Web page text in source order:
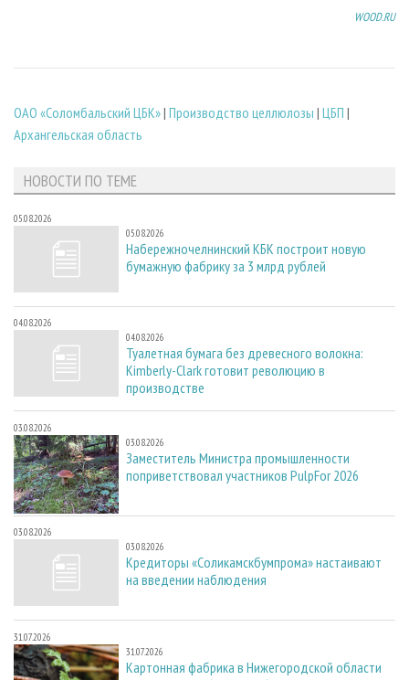
WOOD.RU
ОАО «Соломбальский ЦБК»| Производство целлюлозы | ЦБП |
Архангельская область
НОВОСТИ ПО ТЕМЕ
05.08.2026
05.08.2026
Набережночелнинский КБК построит новую
бумажную фабрику за 3 млрд рублей
04.08.2026
04.08.2026
Туалетная бумага без древесного волокна:
Kimberly-Clark готовит революцию в
производстве
03.08.2026
03.08.2026
Заместитель Министра промышленности
поприветствовал участников PulpFor 2026
03.08.2026
03.08.2026
Кредиторы «Соликамскбумпрома» настаивают
на введении наблюдения
31.07.2026
31.07.2026
Картонная фабрика в Нижегородской области